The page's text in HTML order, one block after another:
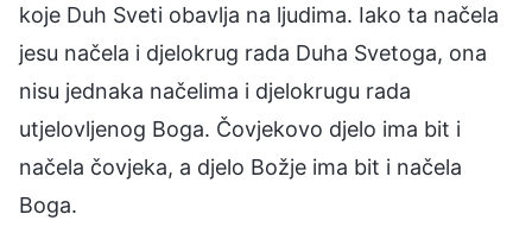
koje Duh Sveti obavlja na ljudima. Iako ta načela
jesu načela i djelokrug rada Duha Svetoga, ona
nisu jednaka načelima i djelokrugu rada
utjelovljenog Boga. Čovjekovo djelo ima bit i
načela čovjeka, a djelo Božje ima bit i načela
Boga.